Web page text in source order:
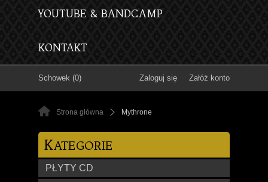
YOUTUBE & BANDCAMP
KONTAKT
Schowek (0) Zaloguj się Załóż konto
Strona główna Mythrone
KATEGORIE
PŁYTY CD